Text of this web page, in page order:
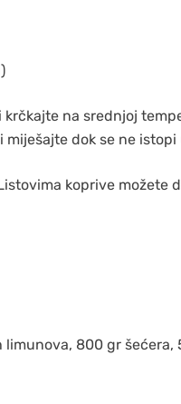
na srednjoj
dok se ne
koprive možete
800 gr šećera,